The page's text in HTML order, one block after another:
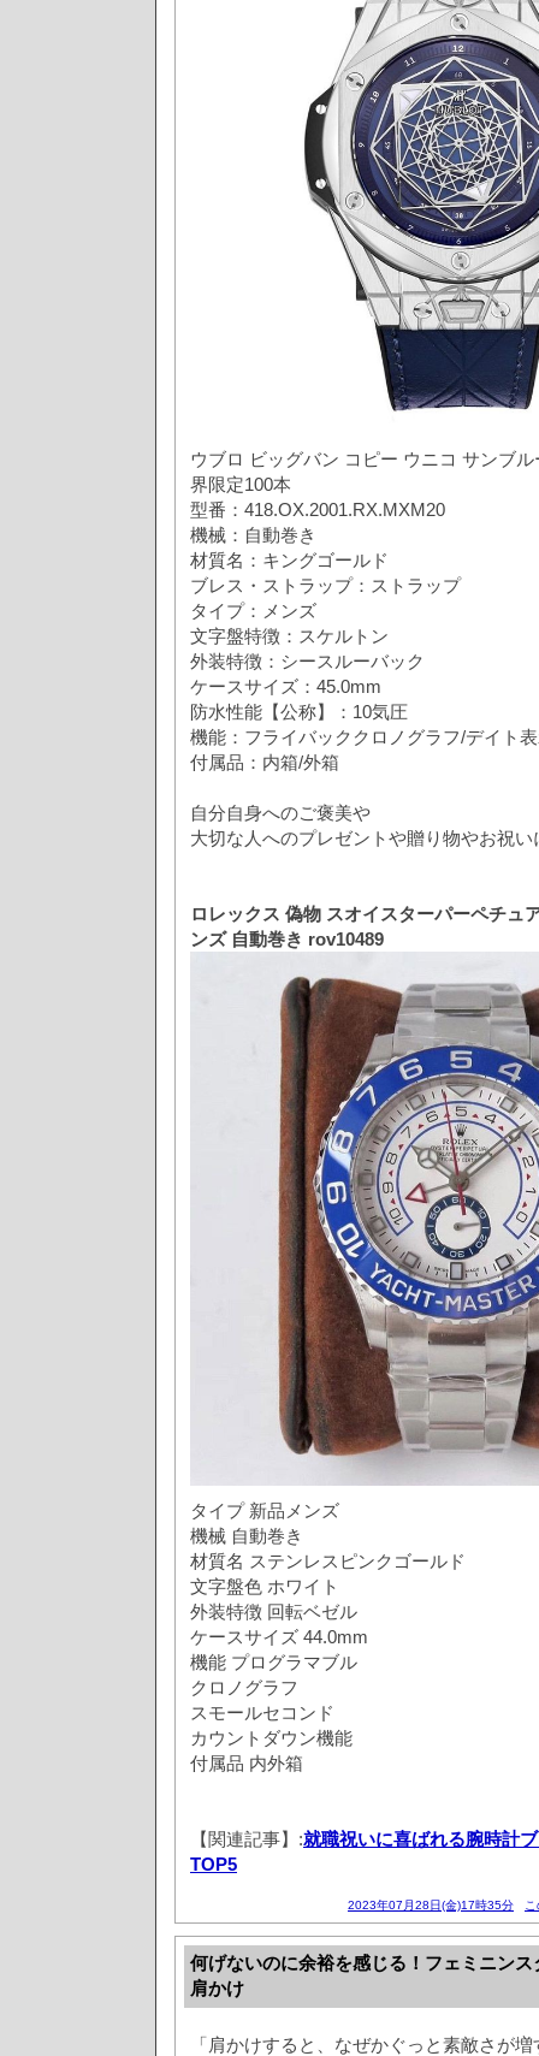
ウブロ ビッグバン コピー ウニコ サンブ
界限定100本
型番：418.OX.2001.RX.MXM20
機械：自動巻き
材質名：キングゴールド
ブレス・ストラップ：ストラップ
タイプ：メンズ
文字盤特徴：スケルトン
外装特徴：シースルーバック
ケースサイズ：45.0mm
防水性能【公称】：10気圧
機能：フライバッククロノグラフ/デイト
付属品：内箱/外箱
自分自身へのご褒美や
大切な人へのプレゼントや贈り物やお祝い
ロレックス 偽物 スオイスターパーペチュ
ンズ 自動巻き rov10489
タイプ 新品メンズ
機械 自動巻き
材質名 ステンレスピンクゴールド
文字盤色 ホワイト
外装特徴 回転ベゼル
ケースサイズ 44.0mm
機能 プログラマブル
クロノグラフ
スモールセコンド
カウントダウン機能
付属品 内外箱
【関連記事】:就職祝いに喜ばれる腕時計
TOP5
2023年07月28日(金)17時35分
何げないのに余裕を感じる！フェミニン
肩かけ
「肩かけすると、なぜかぐっと素敵さが